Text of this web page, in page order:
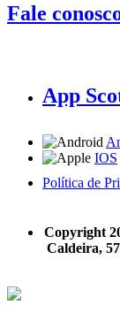
Fale
App
IOS
Política de
Copyright
Caldeira,